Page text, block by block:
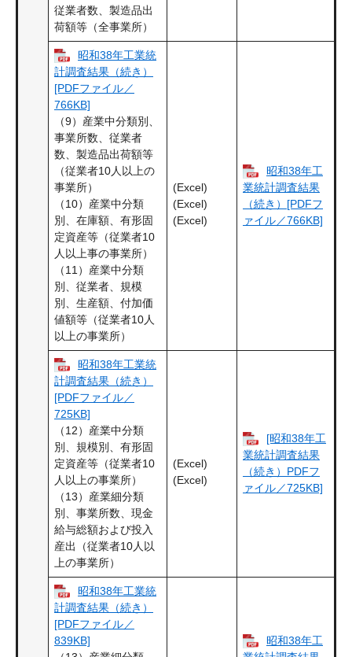
従業者数、製造品出
荷額等（全事業所）
昭和38年工業統
計調査結果（続き）
[PDFファイル／
766KB]
（9）産業中分類別、
事業所数、従業者
数、製造品出荷額等
（従業者10人以上の
事業所）
（10）産業中分類
別、在庫額、有形固
定資産等（従業者10
人以上事の事業所）
（11）産業中分類
別、従業者、規模
別、生産額、付加価
値額等（従業者10人
以上の事業所）
(Excel)
(Excel)
(Excel)
昭和38年工
業統計調査結果
（続き）[PDFフ
ァイル／766KB]
昭和38年工業統
計調査結果（続き）
[PDFファイル／
725KB]
（12）産業中分類
別、規模別、有形固
定資産等（従業者10
人以上の事業所）
（13）産業細分類
別、事業所数、現金
給与総額および投入
産出（従業者10人以
上の事業所）
(Excel)
(Excel)
[昭和38年工
業統計調査結果
（続き）PDFフ
ァイル／725KB]
昭和38年工業統
計調査結果（続き）
[PDFファイル／
839KB]
昭和38年工